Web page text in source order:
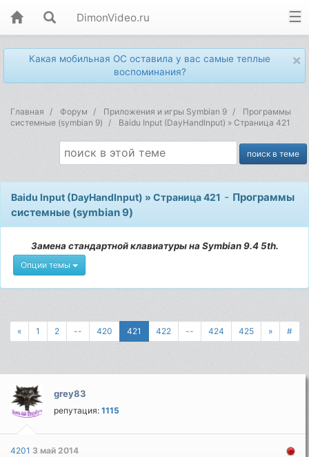
DimonVideo.ru
×
Какая мобильная ОС оставила у вас самые теплые
воспоминания?
Главная Форум Приложения и игры Symbian 9
Программы
системные (symbian 9)
Baidu Input (DayHandInput) » Страница 421
Baidu Input (DayHandInput) » Страница 421 - Программы
системные (symbian 9)
Замена стандартной клавиатуры на Symbian 9.4 5th.
Опции темы
« 1 2 -- 420 421 422 -- 424 425 » #
grey83
репутация:1115
4201 3 май 2014